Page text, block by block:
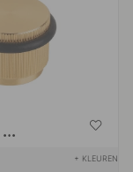
+ KLEUREN